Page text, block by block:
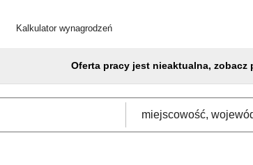
Kalkulator wynagrodzeń
Oferta pracy jest nieaktualna, zobacz